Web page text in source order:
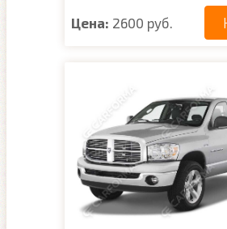
Цена: 2600 руб.